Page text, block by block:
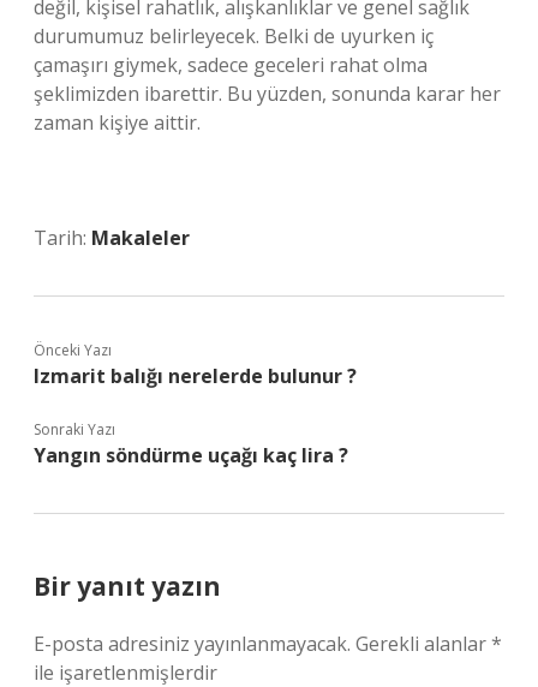
değil, kişisel rahatlık, alışkanlıklar ve genel sağlık
durumumuz belirleyecek. Belki de uyurken iç
çamaşırı giymek, sadece geceleri rahat olma
şeklimizden ibarettir. Bu yüzden, sonunda karar her
zaman kişiye aittir.
Tarih: Makaleler
Önceki Yazı
Izmarit balığı nerelerde bulunur ?
Sonraki Yazı
Yangın söndürme uçağı kaç lira ?
Bir yanıt yazın
E-posta adresiniz yayınlanmayacak. Gerekli alanlar*
ile işaretlenmişlerdir